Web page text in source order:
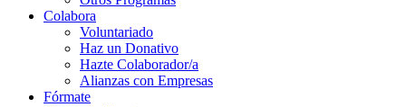
Colabora
Voluntariado
Haz un Donativo
Hazte Colaborador/a
Alianzas con Empresas
Fórmate